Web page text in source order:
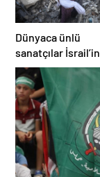
Dünyaca ünlü
sanatçılar İsrail’in
Gazze’deki
soykırımını kınadı